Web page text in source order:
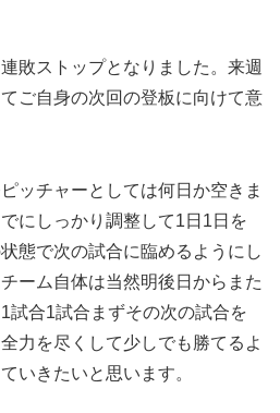
敗ストップとなりました。来週
ご自身の次回の登板に向けて意
ッチャーとしては何日か空きま
にしっかり調整して1日1日を
態で次の試合に臨めるようにし
ーム自体は当然明後日からまた
試合1試合まずその次の試合を
力を尽くして少しでも勝てるよ
いきたいと思います。